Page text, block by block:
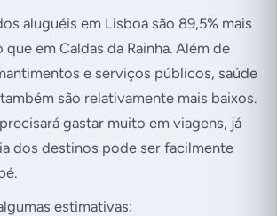
aluguéis em Lisboa são 89,5% mais
em Caldas da Rainha. Além de
e serviços públicos, saúde
são relativamente mais baixos.
gastar muito em viagens, já
dos destinos pode ser facilmente
estimativas: